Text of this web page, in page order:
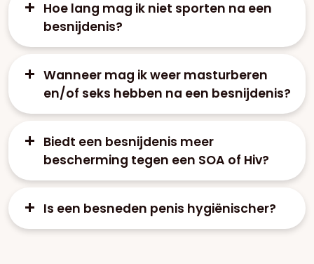
Hoe lang mag ik niet sporten na een
besnijdenis?
Wanneer mag ik weer masturberen
en/of seks hebben na een besnijdenis?
Biedt een besnijdenis meer
bescherming tegen een SOA of Hiv?
Is een besneden penis hygiënischer?